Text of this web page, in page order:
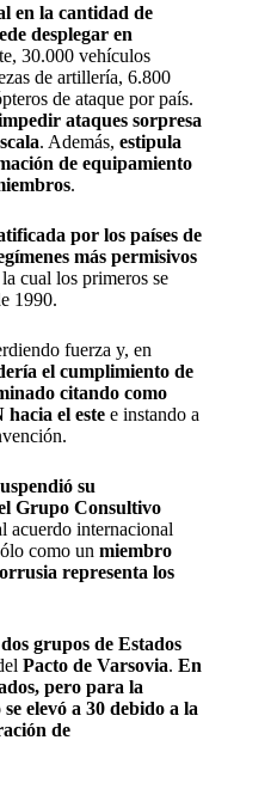
en la cantidad de
desplegar en
30.000 vehículos
de artillería, 6.800
de ataque por país.
ataques sorpresa
. Además, estipula
de equipamiento
.
por los países de
más permisivos
cual los primeros se
1990.
fuerza y, en
el cumplimiento de
citando como
el este e instando a
su
Grupo Consultivo
acuerdo internacional
como un miembro
representa los
dos grupos de Estados
Pacto de Varsovia. En
pero para la
elevó a 30 debido a la
de